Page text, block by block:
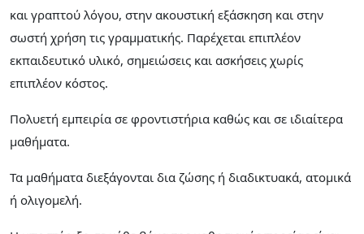
και γραπτού λόγου, στην ακουστική εξάσκηση και στην
σωστή χρήση τις γραμματικής. Παρέχεται επιπλέον
εκπαιδευτικό υλικό, σημειώσεις και ασκήσεις χωρίς
επιπλέον κόστος.
Πολυετή εμπειρία σε φροντιστήρια καθώς και σε ιδιαίτερα
μαθήματα.
Τα μαθήματα διεξάγονται δια ζώσης ή διαδικτυακά, ατομικά
ή ολιγομελή.